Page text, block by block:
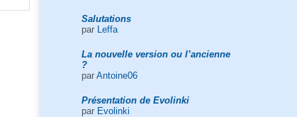
Salutations
par
Leffa
La nouvelle version ou l’ancienne
?
par Antoine06
Présentation de Evolinki
par Evolinki